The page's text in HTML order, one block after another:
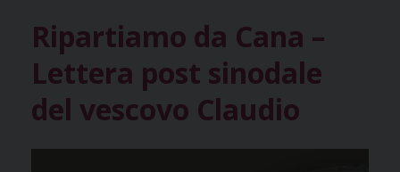
Ripartiamo da Cana –
Lettera post sinodale
del vescovo Claudio